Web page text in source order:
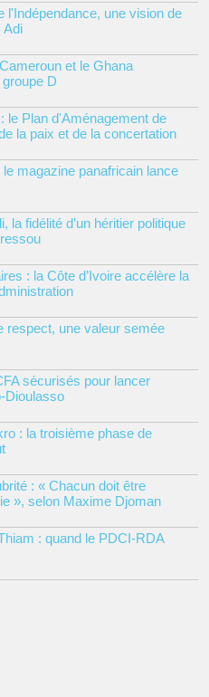
l'Indépendance, une vision de
Adi
et le Ghana
D
le Plan d'Aménagement de
la paix et de la concertation
magazine panafricain lance
la fidélité d’un héritier politique
: la Côte d’Ivoire accélère la
respect, une valeur semée
sécurisés pour lancer
Dioulasso
: la troisième phase de
: « Chacun doit être
», selon Maxime Djoman
: quand le PDCI-RDA